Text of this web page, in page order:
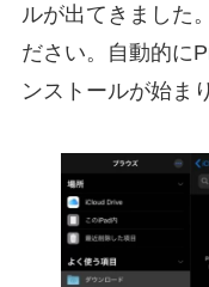
ルが出てきました
ださい。自動的に
ンストールが始ま